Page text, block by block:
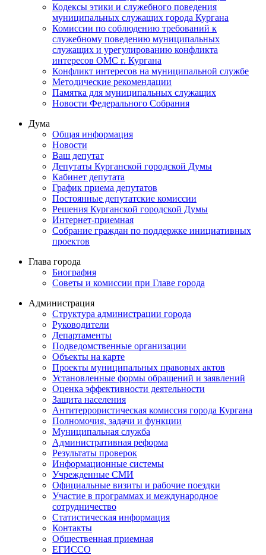
Кодексы этики и служебного поведения
муниципальных служащих города Кургана
Комиссии по соблюдению требований к
служебному поведению муниципальных
служащих и урегулированию конфликта
интересов ОМС г. Кургана
Конфликт интересов на муниципальной службе
Методические рекомендации
Памятка для муниципальных служащих
Новости Федерального Cобрания
Дума
Общая информация
Новости
Ваш депутат
Депутаты Курганской городской Думы
Кабинет депутата
График приема депутатов
Постоянные депутатские комиссии
Решения Курганской городской Думы
Интернет-приемная
Собрание граждан по поддержке инициативных
проектов
Глава города
Биография
Советы и комиссии при Главе города
Администрация
Структура администрации города
Руководители
Департаменты
Подведомственные организации
Объекты на карте
Проекты муниципальных правовых актов
Установленные формы обращений и заявлений
Оценка эффективности деятельности
Защита населения
Антитеррористическая комиссия города Кургана
Полномочия, задачи и функции
Муниципальная служба
Административная реформа
Результаты проверок
Информационные системы
Учрежденные СМИ
Официальные визиты и рабочие поездки
Участие в программах и международное
сотрудничество
Статистическая информация
Контакты
Общественная приемная
ЕГИССО